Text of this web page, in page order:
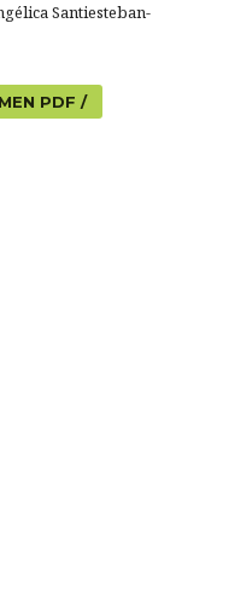
Santiesteban-
PDF /